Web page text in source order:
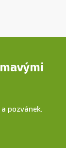
pozvánek.